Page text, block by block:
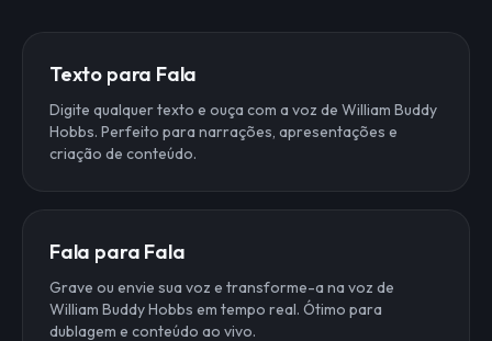
Texto para Fala
Digite qualquer texto e ouça com a voz de William Buddy
Hobbs. Perfeito para narrações, apresentações e
criação de conteúdo.
Fala para Fala
Grave ou envie sua voz e transforme-a na voz de
William Buddy Hobbs em tempo real. Ótimo para
dublagem e conteúdo ao vivo.